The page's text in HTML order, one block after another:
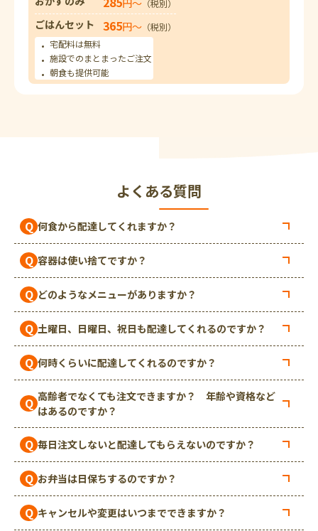
（税別）
ごはんセット 365円〜 （税別）
宅配料は無料
施設でのまとまったご注文
朝食も提供可能
よくある質問
Q 何食から配達してくれますか？
Q 容器は使い捨てですか？
Q どのようなメニューがありますか？
Q 土曜日、日曜日、祝日も配達してくれるのですか？
Q 何時くらいに配達してくれるのですか？
Q 高齢者でなくても注文できますか？ 年齢や資格など
はあるのですか？
Q 毎日注文しないと配達してもらえないのですか？
Q お弁当は日保ちするのですか？
Q キャンセルや変更はいつまでできますか？